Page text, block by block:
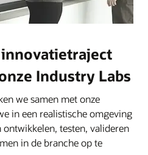
Industry Labs
we samen met onze
in een realistische omgeving
testen, valideren
in de branche op te